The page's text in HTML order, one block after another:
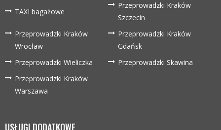
TAXI bagażowe
Przeprowadzki Kraków
Szczecin
Przeprowadzki Kraków
Wrocław
Przeprowadzki Kraków
Gdańsk
Przeprowadzki Wieliczka
Przeprowadzki Skawina
Przeprowadzki Kraków
Warszawa
USŁUGI DODATKOWE